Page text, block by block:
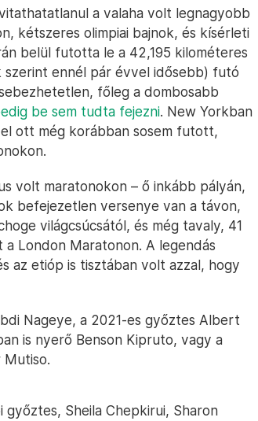
a valaha volt legnagyobb
kétszeres olimpiai bajnok, és kísérleti
belül futotta le a 42,195 kilométeres
ennél pár évvel idősebb) futó
főleg a dombosabb
be sem tudta fejezni. New Yorkban
ott még korábban sosem futott,
volt maratonokon – ő inkább pályán,
befejezetlen versenye van a távon,
világcsúcsától, és még tavaly, 41
London Maratonon. A legendás
az etióp is tisztában volt azzal, hogy
Nageye, a 2021-es győztes Albert
is nyerő Benson Kipruto, vagy a
Sheila Chepkirui, Sharon